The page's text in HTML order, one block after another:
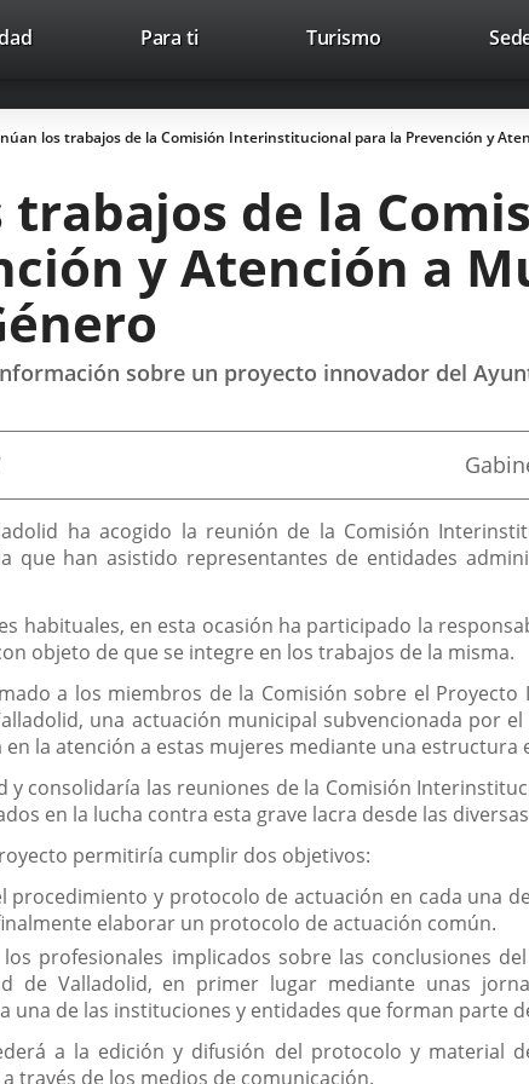
avaTop Trabaja con nosotros
Para ti TurismoThis
open
in
pop-
up
los trabajos de la Comisión Interinstitucional para la Prevención y
trabajos de la
y Atención a
sobre un proyecto innovador del
la
ha acogido la reunión de la Comisión
que han asistido representantes de entidades
habituales, en esta ocasión ha participado la
objeto de que se integre en los trabajos de la misma.
a los miembros de la Comisión sobre el
una actuación municipal subvencionada por
en la atención a estas mujeres mediante una estructura
y consolidaría las reuniones de la Comisión
en la lucha contra esta grave lacra desde las
permitiría cumplir dos objetivos:
procedimiento y protocolo de actuación en cada una
elaborar un protocolo de actuación común.
profesionales implicados sobre las conclusiones
de Valladolid, en primer lugar mediante unas
una de las instituciones y entidades que forman parte
a la edición y difusión del protocolo y material
través de los medios de comunicación.